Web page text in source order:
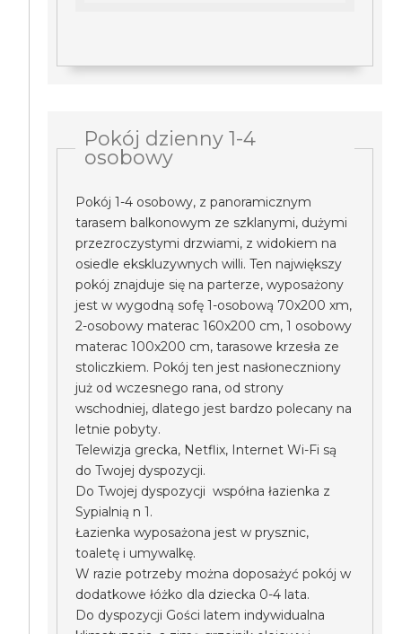
Pokój dzienny 1-4
osobowy
Pokój 1-4 osobowy, z panoramicznym
tarasem balkonowym ze szklanymi, dużymi
przezroczystymi drzwiami, z widokiem na
osiedle ekskluzywnych willi. Ten największy
pokój znajduje się na parterze, wyposażony
jest w wygodną sofę 1-osobową 70x200 xm,
2-osobowy materac 160x200 cm, 1 osobowy
materac 100x200 cm, tarasowe krzesła ze
stoliczkiem. Pokój ten jest nasłoneczniony
już od wczesnego rana, od strony
wschodniej, dlatego jest bardzo polecany na
letnie pobyty.
Telewizja grecka, Netflix, Internet Wi-Fi są
do Twojej dyspozycji.
Do Twojej dyspozycji współna łazienka z
Sypialnią n 1.
Łazienka wyposażona jest w prysznic,
toaletę i umywalkę.
W razie potrzeby można doposażyć pokój w
dodatkowe łóżko dla dziecka 0-4 lata.
Do dyspozycji Gości latem indywidualna